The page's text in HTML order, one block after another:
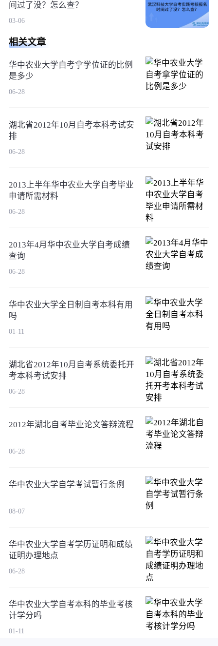
间过了没？怎么查？
03-06
相关文章
华中农业大学自考拿学位证的比例
是多少
06-28
湖北省2012年10月自考本科考试安
排
06-28
2013上半年华中农业大学自考毕业
申请所需材料
06-28
2013年4月华中农业大学自考成绩
查询
06-28
华中农业大学全日制自考本科有用
吗
01-11
湖北省2012年10月自考系统委托开
考本科考试安排
06-28
2012年湖北自考毕业论文答辩流程
06-28
华中农业大学自学考试暂行条例
08-07
华中农业大学自考学历证明和成绩
证明办理地点
06-28
华中农业大学自考本科的毕业考核
计学分吗
01-11